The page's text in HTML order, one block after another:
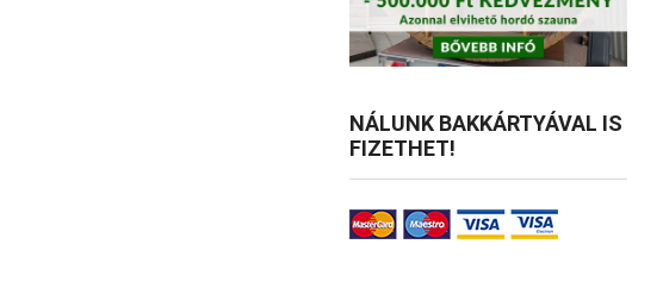
NÁLUNK BAKKÁRTYÁVAL IS
FIZETHET!